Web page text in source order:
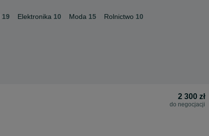
19 Elektronika 10 Moda 15 Rolnictwo 10
2 300 zł
do negocjacji